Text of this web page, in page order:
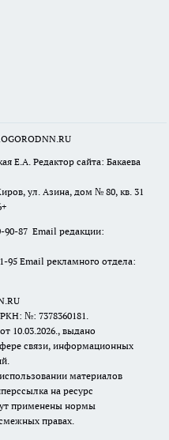
Е.А. Редактор сайта: Бакаева
ул. Азина, дом № 80, кв. 31
90-87 Email редакции:
95 Email рекламного отдела:
№: 7378360181.
10.03.2026., выдано
связи, информационных
материалов
на ресурс
применены нормы
правах.